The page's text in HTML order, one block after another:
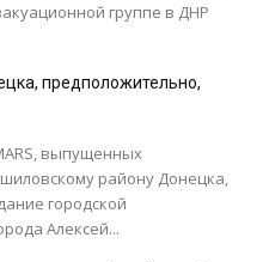
группе в ДНР
предположительно,
выпущенных
району Донецка,
городской
Алексей...